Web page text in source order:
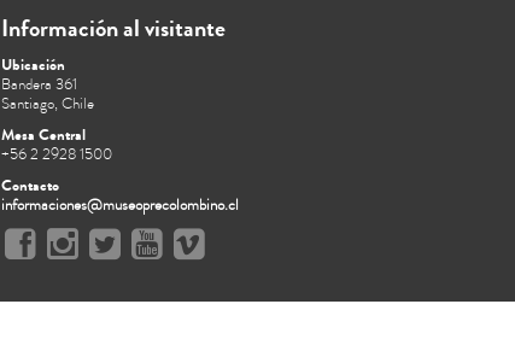
Información al visitante
Ubicación
Bandera 361
Santiago, Chile
Mesa Central
+56 2 2928 1500
Contacto
informaciones@museoprecolombino.cl